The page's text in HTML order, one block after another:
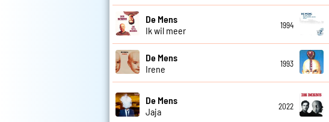
De Mens
Ik wil meer
1994
De Mens
Irene
1993
De Mens
Jaja
2022